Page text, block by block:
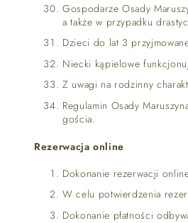
Gospodarze Osady
a także w przypadku
Dzieci do lat 3
Niecki kąpielowe
Z uwagi na rodzinny
Regulamin Osady
gościa.
Rezerwacja online
Dokonanie rezerwacji
W celu potwierdzenia
Dokonanie płatności